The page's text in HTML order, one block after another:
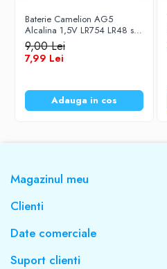
Baterie Camelion AG5
Alcalina 1,5V LR754 LR48 set
10 buc
9,00 Lei
7,99 Lei
Adauga in cos
Magazinul meu
Clienti
Date comerciale
Suport clienti